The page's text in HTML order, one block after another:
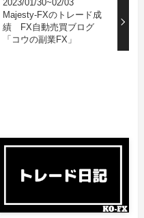
2023/01/30~02/03
Majesty-FXのトレード成
績 FX自動売買ブログ
「コウの副業FX」